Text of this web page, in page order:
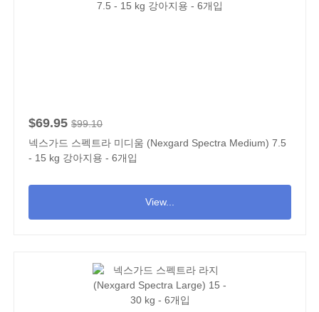
$69.95 $99.10
넥스가드 스펙트라 미디움 (Nexgard Spectra Medium) 7.5
- 15 kg 강아지용 - 6개입
View...